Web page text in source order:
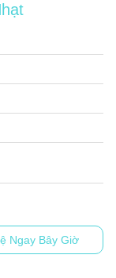
Ngay Bây Giờ